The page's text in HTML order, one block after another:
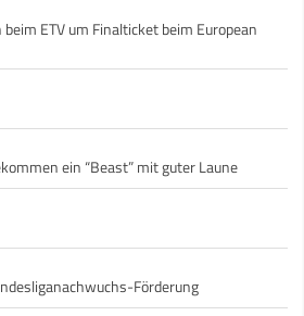
ETV um Finalticket beim European
ein “Beast” mit guter Laune
Förderung